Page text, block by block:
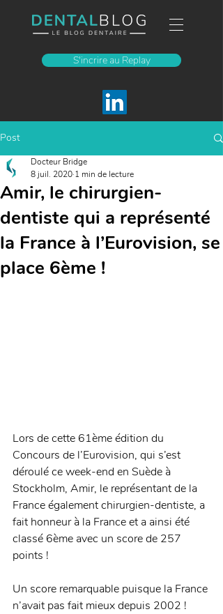
S'incrire au Replay
Post
Amir, le chirurgien-
dentiste qui a représenté
la France à l’Eurovision, se
place 6ème !
Docteur Bridge
8 juil. 2020 1 min de lecture
Lors de cette 61ème édition du
Concours de l’Eurovision, qui s’est
déroulé ce week-end en Suède à
Stockholm, Amir, le représentant de la
France également chirurgien-dentiste, a
fait honneur à la France et a ainsi été
classé 6ème avec un score de 257
points !
Un score remarquable puisque la France
n’avait pas fait mieux depuis 2002 !